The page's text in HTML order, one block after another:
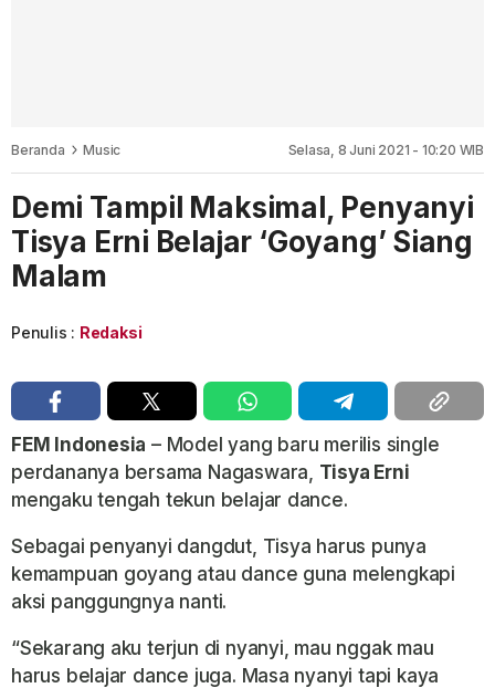
Beranda Music Selasa, 8 Juni 2021 - 10:20 WIB
Demi Tampil Maksimal, Penyanyi
Tisya Erni Belajar ‘Goyang’ Siang
Malam
Penulis : Redaksi
FEM Indonesia – Model yang baru merilis single
perdananya bersama Nagaswara, Tisya Erni
mengaku tengah tekun belajar dance.
Sebagai penyanyi dangdut, Tisya harus punya
kemampuan goyang atau dance guna melengkapi
aksi panggungnya nanti.
“Sekarang aku terjun di nyanyi, mau nggak mau
harus belajar dance juga. Masa nyanyi tapi kaya